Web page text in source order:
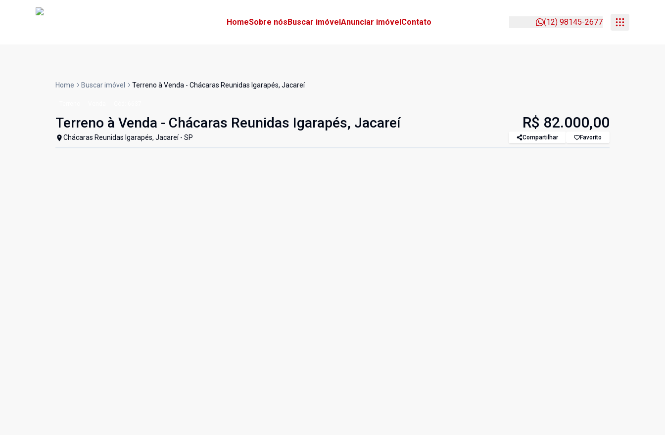
HomeSobre nósBuscar imóvelAnunciar imóvelContato (12) 98145-2677
Home Buscar imóvel Terreno à Venda - Chácaras Reunidas Igarapés, Jacareí
Terreno à Venda - Chácaras Reunidas Igarapés, Jacareí
Chácaras Reunidas Igarapés, Jacareí - SP
R$ 82.000,00
Compartilhar Favorito